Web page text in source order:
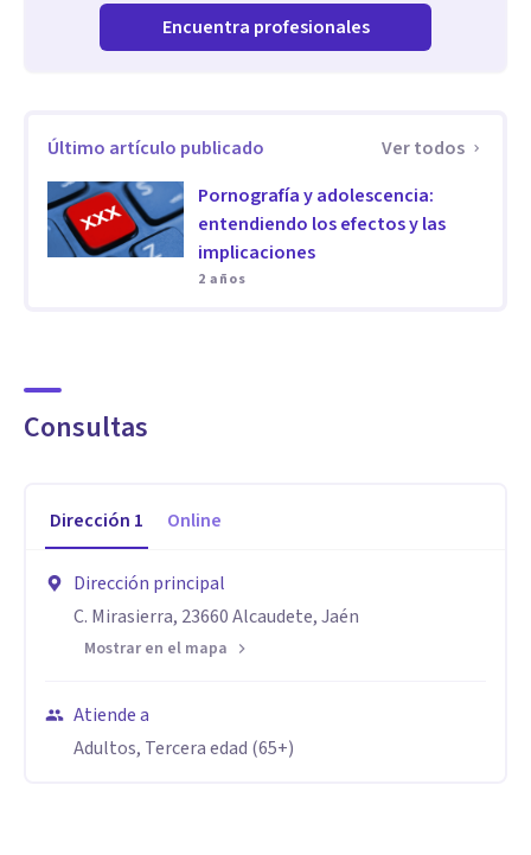
Encuentra profesionales
Último artículo publicado
Ver todos
Pornografía y adolescencia:
entendiendo los efectos y las
implicaciones
2 años
Consultas
Dirección 1 Online
Dirección principal
C. Mirasierra, 23660 Alcaudete, Jaén
Mostrar en el mapa
Atiende a
Adultos, Tercera edad (65+)